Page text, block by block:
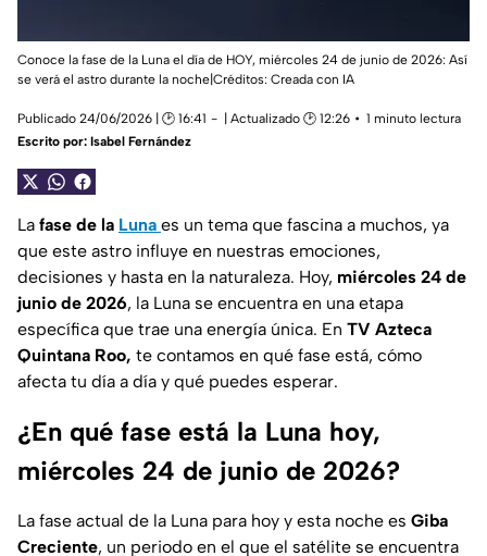
Conoce la fase de la Luna el día de HOY, miércoles 24 de junio de 2026: Así
se verá el astro durante la noche|Créditos: Creada con IA
Publicado 24/06/2026 | 🕑 16:41 | Actualizado 🕑 12:26
1 minuto lectura
Escrito por: Isabel Fernández
La fase de la Luna es un tema que fascina a muchos, ya
que este astro influye en nuestras emociones,
decisiones y hasta en la naturaleza. Hoy, miércoles 24 de
junio de 2026, la Luna se encuentra en una etapa
específica que trae una energía única. En TV Azteca
Quintana Roo, te contamos en qué fase está, cómo
afecta tu día a día y qué puedes esperar.
¿En qué fase está la Luna hoy,
miércoles 24 de junio de 2026?
La fase actual de la Luna para hoy y esta noche es Giba
Creciente, un periodo en el que el satélite se encuentra